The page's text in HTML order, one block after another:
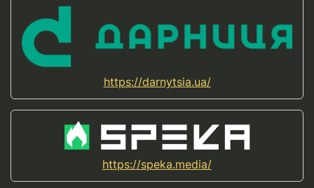
https://darnytsia.ua/
https://speka.media/